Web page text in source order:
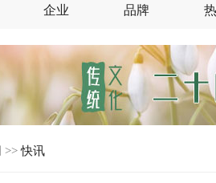
企业 品牌
>>快讯